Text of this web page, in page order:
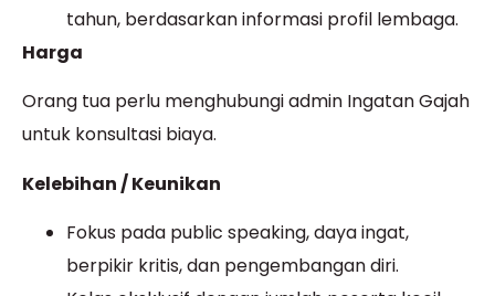
tahun, berdasarkan informasi profil lembaga.
Harga
Orang tua perlu menghubungi admin Ingatan Gajah
untuk konsultasi biaya.
Kelebihan / Keunikan
Fokus pada public speaking, daya ingat,
berpikir kritis, dan pengembangan diri.